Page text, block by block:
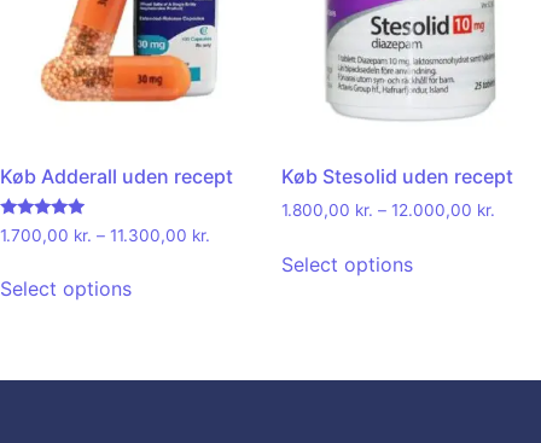
Køb Adderall uden recept
Rated
4.71
1.700,00 kr. – 11.300,00 kr.
Select options
Køb Stesolid uden recept
1.800,00 kr. – 12.000,00 kr.
Select options